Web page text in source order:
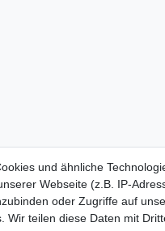
und ähnliche
Webseite (z.B. IP-
oder Zugriffe auf
Wir teilen diese Daten mit